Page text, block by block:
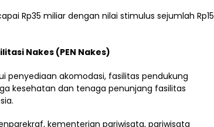
Rp35 miliar dengan nilai stimulus sejumlah Rp15
Nakes (PEN Nakes)
penyediaan akomodasi, fasilitas pendukung
kesehatan dan tenaga penunjang fasilitas